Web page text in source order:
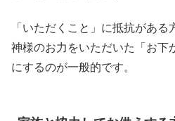
「いただくこと」に抵抗があ
神様のお力をいただいた「お下
にするのが一般的です。